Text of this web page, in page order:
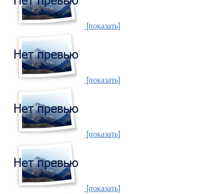
[показать]
[показать]
[показать]
[показать]